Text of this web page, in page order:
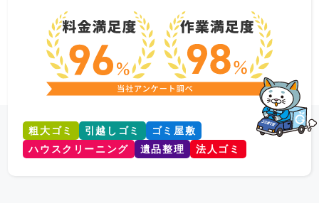
粗大ゴミ 引越しゴミ
ゴミ屋敷
ハウスクリーニング
遺品整理 法人ゴミ